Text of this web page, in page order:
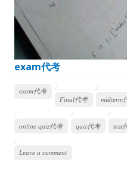
exam代考
exam代考
Final代考
midterm
online quiz代考 quiz代考 test
Leave a comment